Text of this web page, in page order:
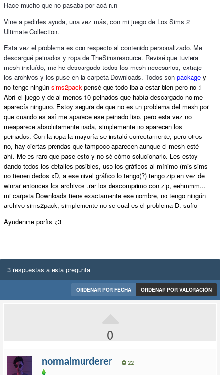
Hace mucho que no pasaba por acá n.n
Vine a pedirles ayuda, una vez más, con mi juego de Los Sims 2
Ultimate Collection.
Esta vez el problema es con respecto al contenido personalizado. Me
descargué peinados y ropa de TheSimsresource. Revisé que tuviera
mesh incluído, me he descargado todos los mesh necesarios, extraje
los archivos y los puse en la carpeta Downloads. Todos son package y
no tengo ningún sims2pack pensé que todo iba a estar bien pero no :l
Abrí el juego y de al menos 10 peinados que había descargado no me
aparecía ninguno. Estoy segura de que no es un problema del mesh por
que cuando es así me aparece ese peinado liso. pero esta vez no
meaparece absolutamente nada, simplemente no aparecen los
peinados. Con la ropa la mayoría se instaló correctamente, pero otros
no, hay ciertas prendas que tampoco aparecen aunque el mesh esté
ahí. Me es raro que pase esto y no sé cómo solucionarlo. Les estoy
dando todos los detalles posibles, uso los gráficos al mínimo (mis sims
no tienen dedos xD, a ese nivel gráfico lo tengo(?) tengo zip en vez de
winrar entonces los archivos .rar los descomprimo con zip, eehmmm...
mi carpeta Downloads tiene exactamente ese nombre, no tengo ningún
archivo sims2pack, simplemente no se cual es el problema D: sufro
Ayudenme porfis <3
3 respuestas a esta pregunta
ORDENAR POR VALORACIÓN
ORDENAR POR FECHA
0
normalmurderer 22